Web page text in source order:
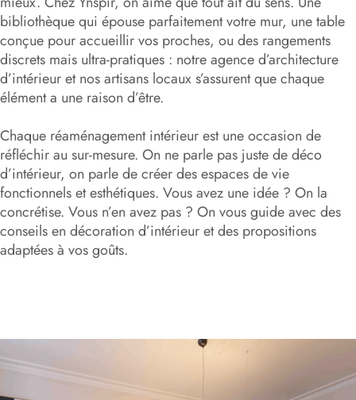
bibliothèque qui épouse parfaitement votre mur, une table
conçue pour accueillir vos proches, ou des rangements
discrets mais ultra-pratiques : notre agence d’architecture
d’intérieur et nos artisans locaux s’assurent que chaque
élément a une raison d’être.
Chaque réaménagement intérieur est une occasion de
réfléchir au sur-mesure. On ne parle pas juste de déco
d’intérieur, on parle de créer des espaces de vie
fonctionnels et esthétiques. Vous avez une idée ? On la
concrétise. Vous n’en avez pas ? On vous guide avec des
conseils en décoration d’intérieur et des propositions
adaptées à vos goûts.